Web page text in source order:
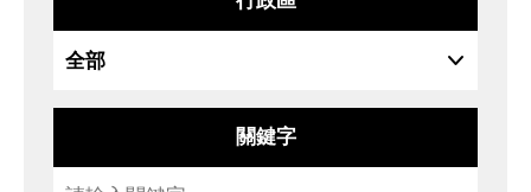
關鍵字